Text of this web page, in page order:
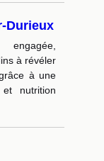
Durieux
à révéler
à une
nutrition